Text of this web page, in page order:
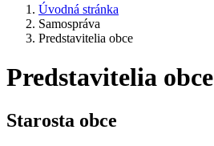
Úvodná stránka
Samospráva
Predstavitelia obce
Predstavitelia obce
Starosta obce